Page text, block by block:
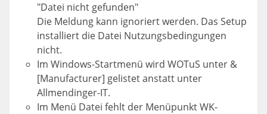
"Datei nicht gefunden"
Die Meldung kann ignoriert werden. Das Setup
installiert die Datei Nutzungsbedingungen
nicht.
Im Windows-Startmenü wird WOTuS unter &
[Manufacturer] gelistet anstatt unter
Allmendinger-IT.
Im Menü Datei fehlt der Menüpunkt WK-